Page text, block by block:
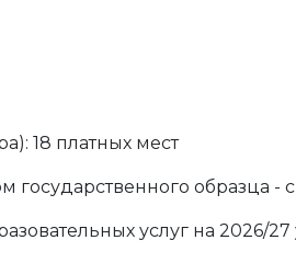
18 платных мест
образца -
услуг на 2026/27